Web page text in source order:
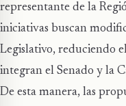
representante de la
iniciativas buscan
Legislativo, reduciendo
integran el Senado y la
De esta manera, las